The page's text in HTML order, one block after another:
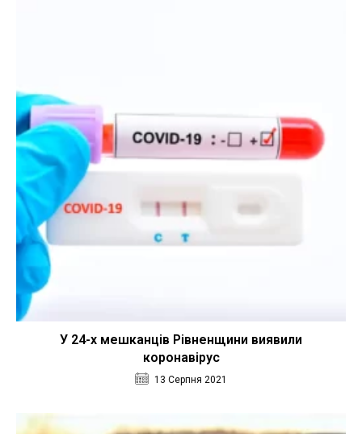
У 24-х мешканців Рівненщини виявили
коронавірус
13 Серпня 2021